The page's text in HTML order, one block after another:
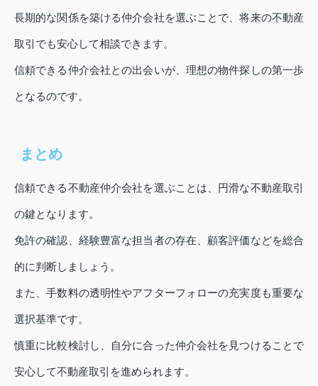
長期的な関係を築ける仲介会社を選ぶことで、将来の不動産
取引でも安心して相談できます。
信頼できる仲介会社との出会いが、理想の物件探しの第一歩
となるのです。
まとめ
信頼できる不動産仲介会社を選ぶことは、円滑な不動産取引
の鍵となります。
免許の確認、経験豊富な担当者の存在、顧客評価などを総合
的に判断しましょう。
また、手数料の透明性やアフターフォローの充実度も重要な
選択基準です。
慎重に比較検討し、自分に合った仲介会社を見つけることで
安心して不動産取引を進められます。